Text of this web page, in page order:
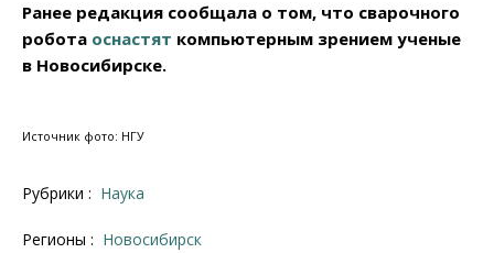
Ранее редакция сообщала о том, что сварочного
робота оснастят компьютерным зрением ученые
в Новосибирске.
Источник фото: НГУ
Рубрики : Наука
Регионы : Новосибирск